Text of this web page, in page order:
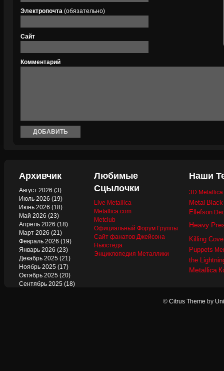
Электропочта (обязательно)
Сайт
Комментарий
Архивчик
Август 2026 (3)
Июль 2026 (19)
Июнь 2026 (18)
Май 2026 (23)
Апрель 2026 (18)
Март 2026 (21)
Февраль 2026 (19)
Январь 2026 (23)
Декабрь 2025 (21)
Ноябрь 2025 (17)
Октябрь 2025 (20)
Сентябрь 2025 (18)
Любимые
Сцылочки
Live Metallica
Metallica.com
Metclub
Официальный Форум Группы
Сайт фанатов Джейсона
Ньюстеда
Энциклопедия Металлики
Наши
3D
Metal
Ellefson
Heavy
Killing
Puppets
the
Metallica
© Citrus Theme by